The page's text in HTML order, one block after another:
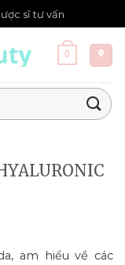
sĩ tư vấn
0
am hiểu về các